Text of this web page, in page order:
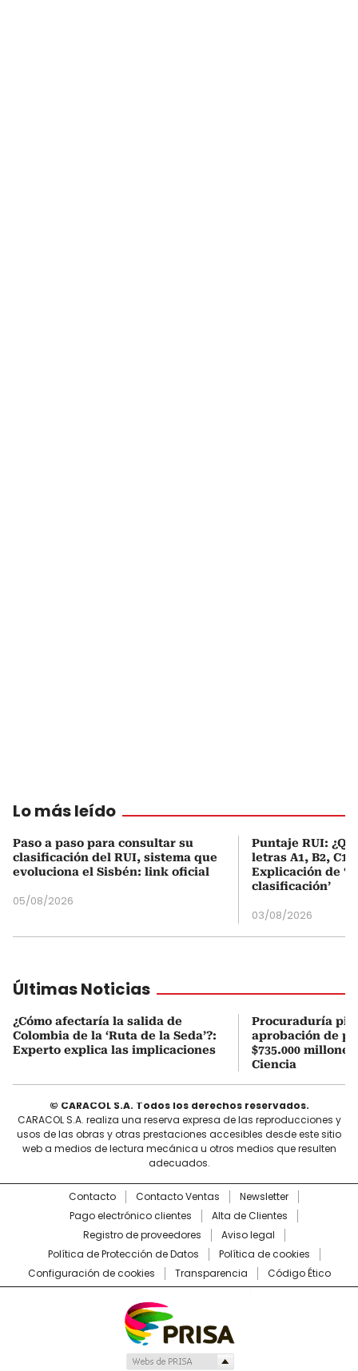
Lo más leído
Paso a paso para consultar su
clasificación del RUI, sistema que
evoluciona el Sisbén: link oficial
05/08/2026
Puntaje RUI:
letras A1, B2, C1
Explicación de
clasificación’
03/08/2026
Últimas Noticias
¿Cómo afectaría la salida de
Colombia de la ‘Ruta de la Seda’?:
Experto explica las implicaciones
Procuraduría
aprobación de
$735.000
Ciencia
© CARACOL S.A. Todos los derechos reservados.
CARACOL S.A. realiza una reserva expresa de las reproducciones y
usos de las obras y otras prestaciones accesibles desde este sitio
web a medios de lectura mecánica u otros medios que resulten
adecuados.
Contacto Contacto Ventas
Newsletter
Pago electrónico clientes
Alta de Clientes
Registro de proveedores
Aviso legal
Política de Protección de Datos
Política de cookies
Configuración de cookies
Transparencia Código Ético